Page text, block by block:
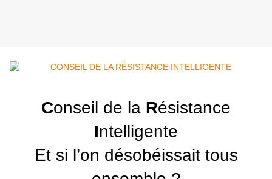
Conseil de la Résistance
Intelligente
Et si l’on désobéissait tous